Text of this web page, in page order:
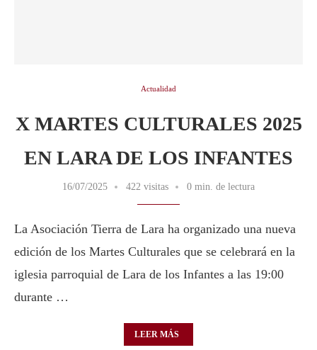
Actualidad
X MARTES CULTURALES 2025
EN LARA DE LOS INFANTES
16/07/2025 422 visitas 0 min. de lectura
La Asociación Tierra de Lara ha organizado una nueva
edición de los Martes Culturales que se celebrará en la
iglesia parroquial de Lara de los Infantes a las 19:00
durante …
LEER MÁS